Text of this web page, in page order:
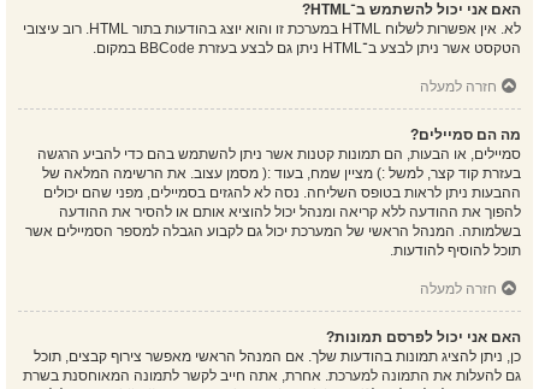
האם אני יכול להשתמש ב־HTML?
לא. אין אפשרות לשלוח HTML במערכת זו והוא יוצג בהודעות בתור HTML. רוב עיצובי
הטקסט אשר ניתן לבצע ב־HTML ניתן גם לבצע בעזרת BBCode במקום.
חזרה למעלה
מה הם סמיילים?
סמיילים, או הבעות, הם תמונות קטנות אשר ניתן להשתמש בהם כדי להביע הרגשה
בעזרת קוד קצר, למשל :) מציין שמח, בעוד :( מסמן עצוב. את הרשימה המלאה של
ההבעות ניתן לראות בטופס השליחה. נסה לא להגזים בסמיילים, מפני שהם יכולים
להפוך את ההודעה ללא קריאה ומנהל יכול להוציא אותם או להסיר את ההודעה
בשלמותה. המנהל הראשי של המערכת יכול גם לקבוע הגבלה למספר הסמיילים אשר
תוכל להוסיף להודעות.
חזרה למעלה
האם אני יכול לפרסם תמונות?
כן, ניתן להציג תמונות בהודעות שלך. אם המנהל הראשי מאפשר צירוף קבצים, תוכל
גם להעלות את התמונה למערכת. אחרת, אתה חייב לקשר לתמונה המאוחסנת בשרת